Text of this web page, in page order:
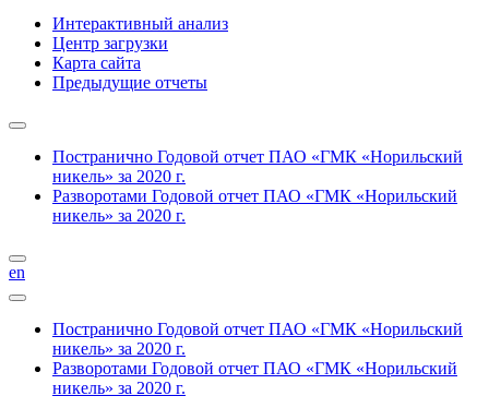
Интерактивный анализ
Центр загрузки
Карта сайта
Предыдущие отчеты
Постранично Годовой отчет ПАО «ГМК «Норильский
никель» за 2020 г.
Разворотами Годовой отчет ПАО «ГМК «Норильский
никель» за 2020 г.
en
Постранично Годовой отчет ПАО «ГМК «Норильский
никель» за 2020 г.
Разворотами Годовой отчет ПАО «ГМК «Норильский
никель» за 2020 г.